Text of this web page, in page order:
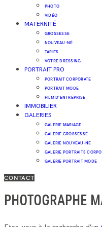
PHOTO
VIDÉO
MATERNITÉ
GROSSESSE
NOUVEAU-NÉ
TARIFS
VOTRE DRESSING
PORTRAIT PRO
PORTRAIT CORPORATE
PORTRAIT MODE
FILM D’ENTREPRISE
IMMOBILIER
GALERIES
GALERIE MARIAGE
GALERIE GROSSESSE
GALERIE NOUVEAU-NÉ
GALERIE PORTRAITS
GALERIE PORTRAIT MODE
CONTACT
PHOTOGRAPHE